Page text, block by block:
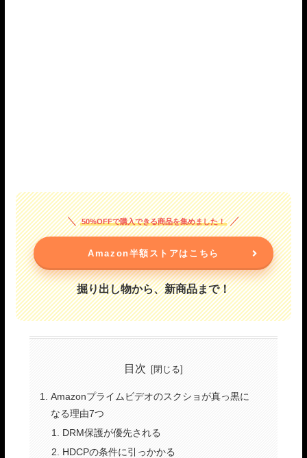
50%OFFで購入できる商品を集めました！
Amazon半額ストアはこちら
掘り出し物から、新商品まで！
目次
Amazonプライムビデオのスクショが真っ黒に
なる理由7つ
DRM保護が優先される
HDCPの条件に引っかかる